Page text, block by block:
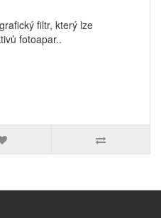
filtr, který lze
fotoapar..